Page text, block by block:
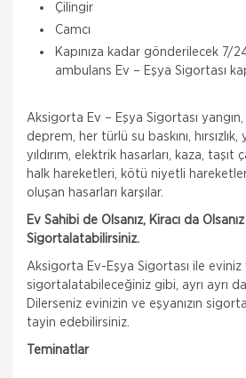
Çilingir
Camcı
Kapınıza kadar gönderilecek 7/
ambulans Ev – Eşya Sigortası
Aksigorta Ev – Eşya Sigortası
deprem, her türlü su baskını, hırsızlık,
yıldırım, elektrik hasarları, kaza, taşıt
halk hareketleri, kötü niyetli
oluşan hasarları karşılar.
Ev Sahibi de Olsanız, Kiracı da
Sigortalatabilirsiniz.
Aksigorta Ev-Eşya Sigortası ile eviniz
sigortalatabileceğiniz gibi, ayrı ayrı
Dilerseniz evinizin ve eşyanızın
tayin edebilirsiniz.
Teminatlar